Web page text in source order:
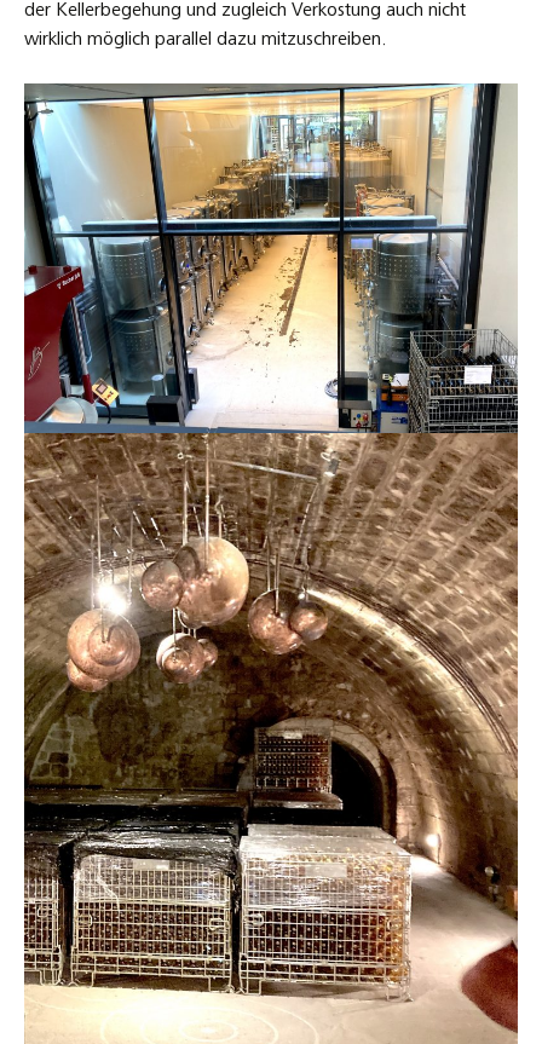
der Kellerbegehung und zugleich Verkostung auch nicht
wirklich möglich parallel dazu mitzuschreiben.